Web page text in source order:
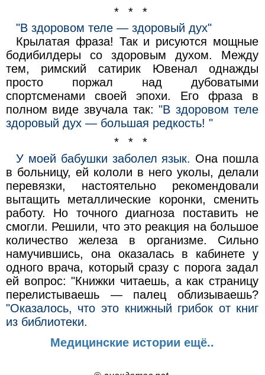
* * *
"В здоровом теле — здоровый дух"
Крылатая фраза! Так и рисуются мощные
бодибилдеры со здоровым духом. Между
тем, римский сатирик Ювенал однажды
просто поржал над дубоватыми
спортсменами своей эпохи. Его фраза в
полном виде звучала так:"В здоровом теле
здоровый дух — большая редкость! "
* * *
У моей бабушки заболел язык. Она пошла
в больницу, ей кололи в него уколы, делали
перевязки, настоятельно рекомендовали
вытащить металлические коронки, сменить
работу. Но точного диагноза поставить не
смогли. Решили, что это реакция на большое
количество железа в организме. Сильно
намучившись, она оказалась в кабинете у
одного врача, который сразу с порога задал
ей вопрос: "Книжки читаешь, а как страницу
перелистываешь — палец облизываешь?
"Оказалось, что это книжный грибок от книг
из библиотеки.
Медицинские истории ещё..